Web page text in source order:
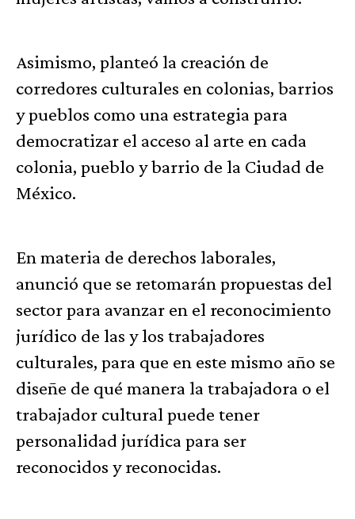
Asimismo, planteó la creación de
corredores culturales en colonias, barrios
y pueblos como una estrategia para
democratizar el acceso al arte en cada
colonia, pueblo y barrio de la Ciudad de
México.
En materia de derechos laborales,
anunció que se retomarán propuestas del
sector para avanzar en el reconocimiento
jurídico de las y los trabajadores
culturales, para que en este mismo año se
diseñe de qué manera la trabajadora o el
trabajador cultural puede tener
personalidad jurídica para ser
reconocidos y reconocidas.